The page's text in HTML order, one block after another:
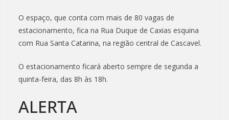
O espaço, que conta com mais de 80 vagas de
estacionamento, fica na Rua Duque de Caxias esquina
com Rua Santa Catarina, na região central de Cascavel.
O estacionamento ficará aberto sempre de segunda a
quinta-feira, das 8h às 18h.
ALERTA